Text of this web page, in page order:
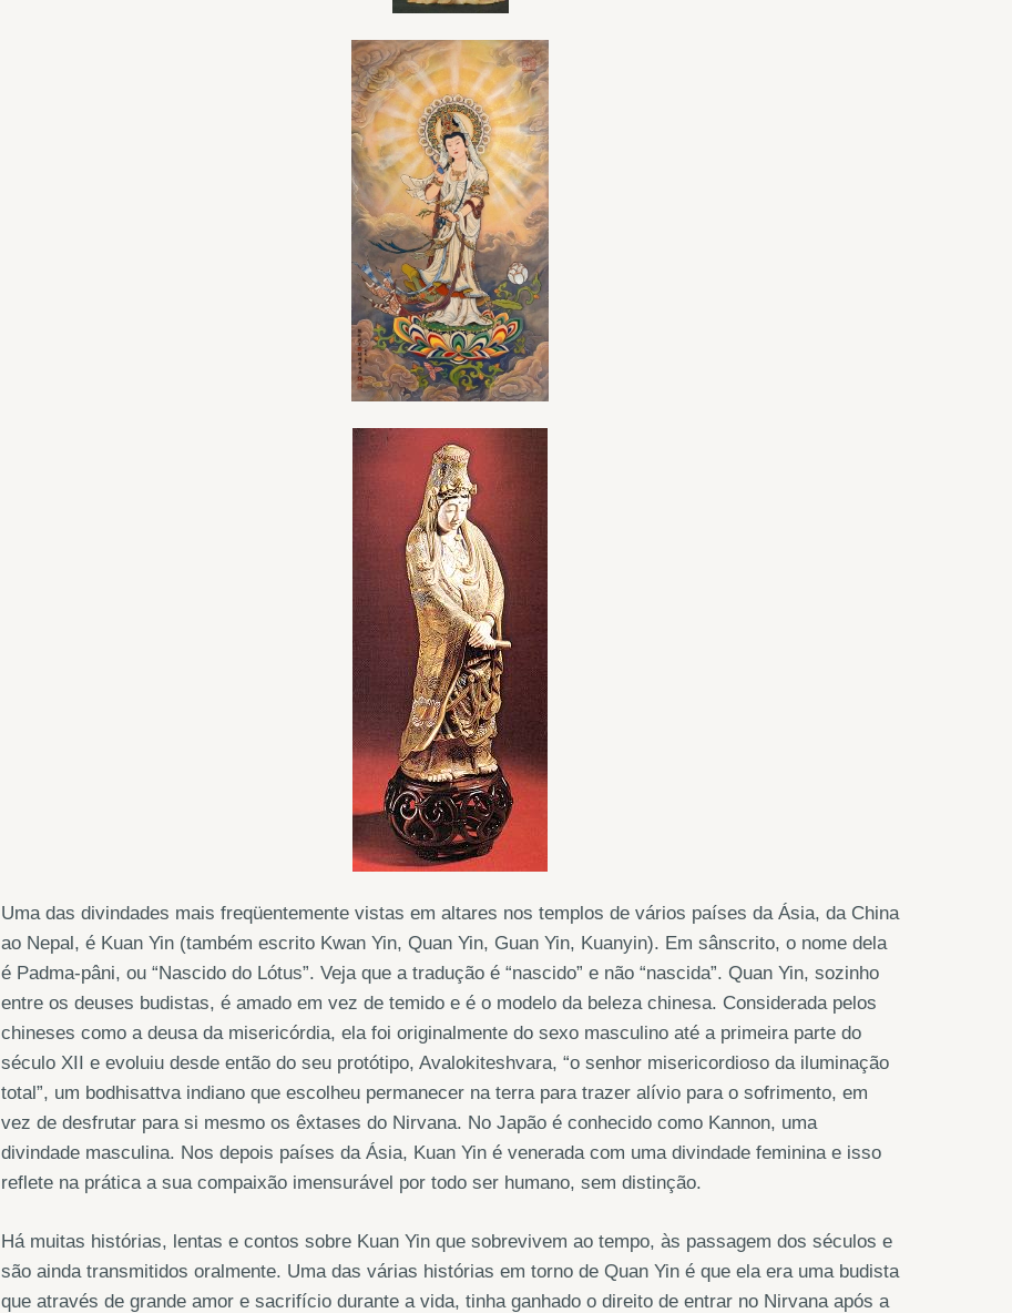
Uma das divindades mais freqüentemente vistas em altares nos templos de vários países da Ásia, da China
ao Nepal, é Kuan Yin (também escrito Kwan Yin, Quan Yin, Guan Yin, Kuanyin). Em sânscrito, o nome dela
é Padma-pâni, ou “Nascido do Lótus”. Veja que a tradução é “nascido” e não “nascida”. Quan Yin, sozinho
entre os deuses budistas, é amado em vez de temido e é o modelo da beleza chinesa. Considerada pelos
chineses como a deusa da misericórdia, ela foi originalmente do sexo masculino até a primeira parte do
século XII e evoluiu desde então do seu protótipo, Avalokiteshvara, “o senhor misericordioso da iluminação
total”, um bodhisattva indiano que escolheu permanecer na terra para trazer alívio para o sofrimento, em
vez de desfrutar para si mesmo os êxtases do Nirvana. No Japão é conhecido como Kannon, uma
divindade masculina. Nos depois países da Ásia, Kuan Yin é venerada com uma divindade feminina e isso
reflete na prática a sua compaixão imensurável por todo ser humano, sem distinção.
Há muitas histórias, lentas e contos sobre Kuan Yin que sobrevivem ao tempo, às passagem dos séculos e
são ainda transmitidos oralmente. Uma das várias histórias em torno de Quan Yin é que ela era uma budista
que através de grande amor e sacrifício durante a vida, tinha ganhado o direito de entrar no Nirvana após a